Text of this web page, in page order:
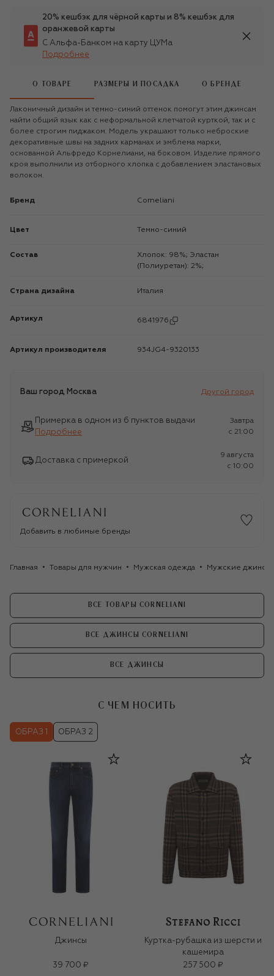
20% кешбэк для чёрной карты и 8% кешбэк для
оранжевой карты
С Альфа-Банком на карту ЦУМа
Подробнее
О ТОВАРЕ РАЗМЕРЫ И ПОСАДКА О БРЕНДЕ
Лаконичный дизайн и темно-синий оттенок помогут этим джинсам
найти общий язык как с неформальной клетчатой курткой, так и с
более строгим пиджаком. Модель украшают только неброские
декоративные швы на задних карманах и эмблема марки,
основанной Альфредо Корнелиани, на боковом. Изделие прямого
кроя выполнили из отборного хлопка с добавлением эластановых
волокон.
Бренд Corneliani
Цвет Темно-синий
Состав
Хлопок: 98%; Эластан
(Полиуретан): 2%;
Страна дизайна Италия
Артикул 6841976
Артикул производителя 934JG4-9320133
Ваш город Москва Другой город
Примерка в одном из 6 пунктов выдачи
Подробнее
Завтра
c 21:00
Доставка с примеркой
9 августа
c 10:00
Добавить в любимые бренды
Главная Товары для мужчин Мужская одежда Мужские джинсы
ВСЕ ТОВАРЫ CORNELIANI
ВСЕ ДЖИНСЫ CORNELIANI
ВСЕ ДЖИНСЫ
С ЧЕМ НОСИТЬ
ОБРАЗ 1 ОБРАЗ 2
Джинсы
39 700 ₽
Куртка-рубашка из шерсти и
кашемира
257 500 ₽